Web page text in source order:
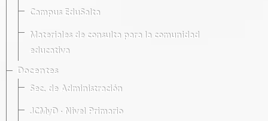
Campus EduSalta
Materiales de consulta para la comunidad
educativa
Docentes
Sec. de Administración
JCMyD · Nivel Primario